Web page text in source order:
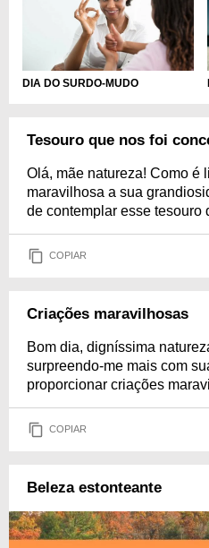
DIA DO SURDO-MUDO
Tesouro que nos foi
Olá, mãe natureza! Como é
maravilhosa a sua
de contemplar esse tesouro
COPIAR
Criações maravilhosas
Bom dia, digníssima
surpreendo-me mais com
proporcionar criações
COPIAR
Beleza estonteante